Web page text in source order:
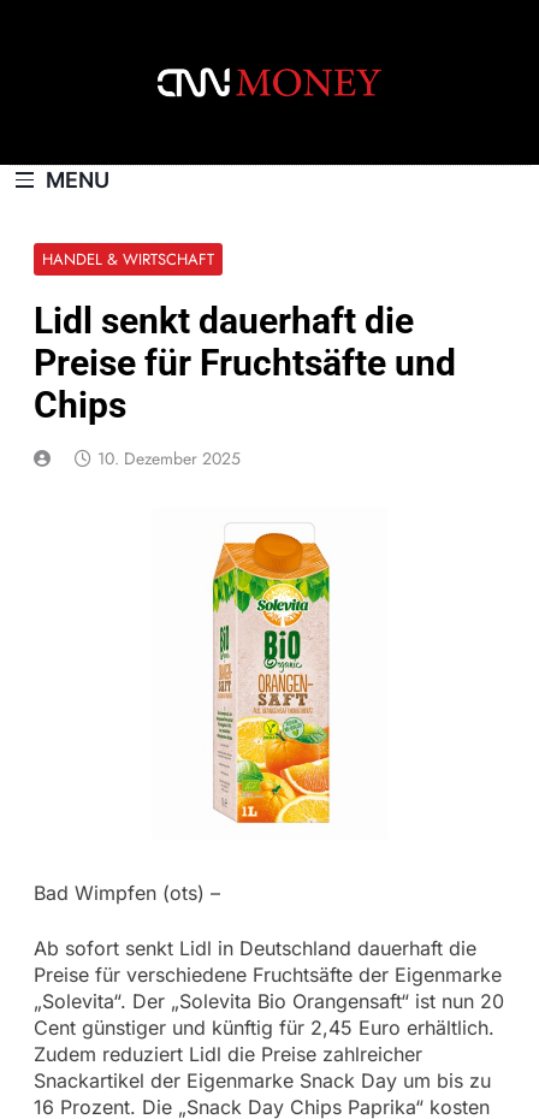
MENU
HANDEL & WIRTSCHAFT
Lidl senkt dauerhaft die
Preise für Fruchtsäfte und
Chips
10. Dezember 2025
Bad Wimpfen (ots) –
Ab sofort senkt Lidl in Deutschland dauerhaft die
Preise für verschiedene Fruchtsäfte der Eigenmarke
„Solevita“. Der „Solevita Bio Orangensaft“ ist nun 20
Cent günstiger und künftig für 2,45 Euro erhältlich.
Zudem reduziert Lidl die Preise zahlreicher
Snackartikel der Eigenmarke Snack Day um bis zu
16 Prozent. Die „Snack Day Chips Paprika“ kosten